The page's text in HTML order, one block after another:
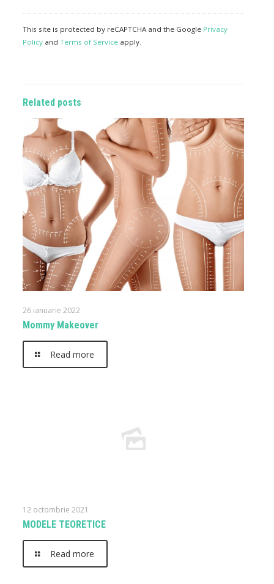
This site is protected by reCAPTCHA and the Google Privacy
Policyand Terms of Serviceapply.
Related posts
26 ianuarie 2022
Mommy Makeover
Read more
12 octombrie 2021
MODELE TEORETICE
Read more